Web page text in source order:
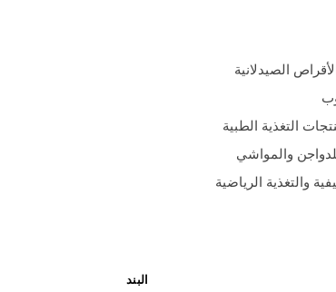
الصيدلانية
التغذية الطبية
والمواشي
والتغذية الرياضية
البند